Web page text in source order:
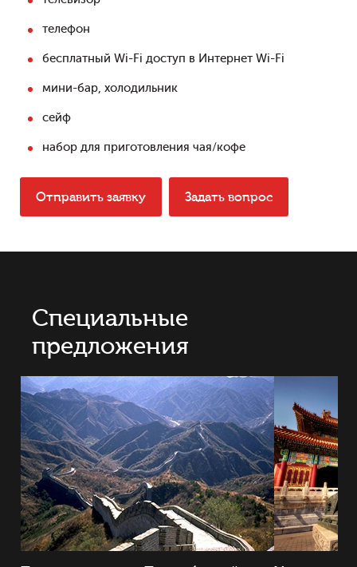
телефон
бесплатный Wi-Fi доступ в Интернет Wi-Fi
мини-бар, холодильник
сейф
набор для приготовления чая/кофе
Отправить заявку Задать вопрос
Специальные
предложения